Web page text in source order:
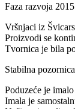
Faza razvoja 2015
Vršnjaci iz
Proizvodi se
Tvornica je bila
Stabilna
Poduzeće je
Imala je